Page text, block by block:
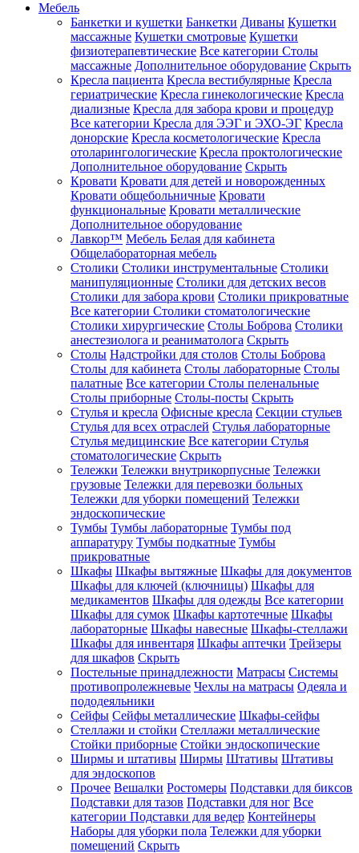
Мебель
Банкетки и кушетки Банкетки Диваны Кушетки
массажные Кушетки смотровые Кушетки
физиотерапевтические Все категории Столы
массажные Дополнительное оборудование Скрыть
Кресла пациента Кресла вестибулярные Кресла
гериатрические Кресла гинекологические Кресла
диализные Кресла для забора крови и процедур
Все категории Кресла для ЭЭГ и ЭХО-ЭГ Кресла
донорские Кресла косметологические Кресла
отоларингологические Кресла проктологические
Дополнительное оборудование Скрыть
Кровати Кровати для детей и новорожденных
Кровати общебольничные Кровати
функциональные Кровати металлические
Дополнительное оборудование
Лавкор™ Мебель Белая для кабинета
Общелабораторная мебель
Столики Столики инструментальные Столики
манипуляционные Столики для детских весов
Столики для забора крови Столики прикроватные
Все категории Столики стоматологические
Столики хирургические Столы Боброва Столики
анестезиолога и реаниматолога Скрыть
Столы Надстройки для столов Столы Боброва
Столы для кабинета Столы лабораторные Столы
палатные Все категории Столы пеленальные
Столы приборные Столы-посты Скрыть
Стулья и кресла Офисные кресла Секции стульев
Стулья для всех отраслей Стулья лабораторные
Стулья медицинские Все категории Стулья
стоматологические Скрыть
Тележки Тележки внутрикорпусные Тележки
грузовые Тележки для перевозки больных
Тележки для уборки помещений Тележки
эндоскопические
Тумбы Тумбы лабораторные Тумбы под
аппаратуру Тумбы подкатные Тумбы
прикроватные
Шкафы Шкафы вытяжные Шкафы для документов
Шкафы для ключей (ключницы) Шкафы для
медикаментов Шкафы для одежды Все категории
Шкафы для сумок Шкафы картотечные Шкафы
лабораторные Шкафы навесные Шкафы-стеллажи
Шкафы для инвентаря Шкафы аптечки Трейзеры
для шкафов Скрыть
Постельные принадлежности Матрасы Системы
противопролежневые Чехлы на матрасы Одеяла и
пододеяльники
Сейфы Сейфы металлические Шкафы-сейфы
Стеллажи и стойки Стеллажи металлические
Стойки приборные Стойки эндоскопические
Ширмы и штативы Ширмы Штативы Штативы
для эндоскопов
Прочее Вешалки Ростомеры Подставки для биксов
Подставки для тазов Подставки для ног Все
категории Подставки для ведер Контейнеры
Наборы для уборки пола Тележки для уборки
помещений Скрыть